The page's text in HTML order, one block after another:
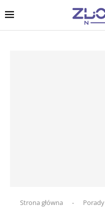
Strona główna - Porady